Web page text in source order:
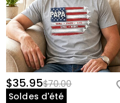
$35.95$70.00
Soldes d'été